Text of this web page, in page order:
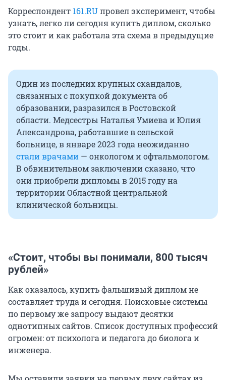
Корреспондент 161.RUпровел эксперимент, чтобы
узнать, легко ли сегодня купить диплом, сколько
это стоит и как работала эта схема в предыдущие
годы.
Один из последних крупных скандалов,
связанных с покупкой документа об
образовании, разразился в Ростовской
области. Медсестры Наталья Умиева и Юлия
Александрова, работавшие в сельской
больнице, в январе 2023 года неожиданно
стали врачами — онкологом и офтальмологом.
В обвинительном заключении сказано, что
они приобрели дипломы в 2015 году на
территории Областной центральной
клинической больницы.
«Стоит, чтобы вы понимали, 800 тысяч
рублей»
Как оказалось, купить фальшивый диплом не
составляет труда и сегодня. Поисковые системы
по первому же запросу выдают десятки
однотипных сайтов. Список доступных профессий
огромен: от психолога и педагога до биолога и
инженера.